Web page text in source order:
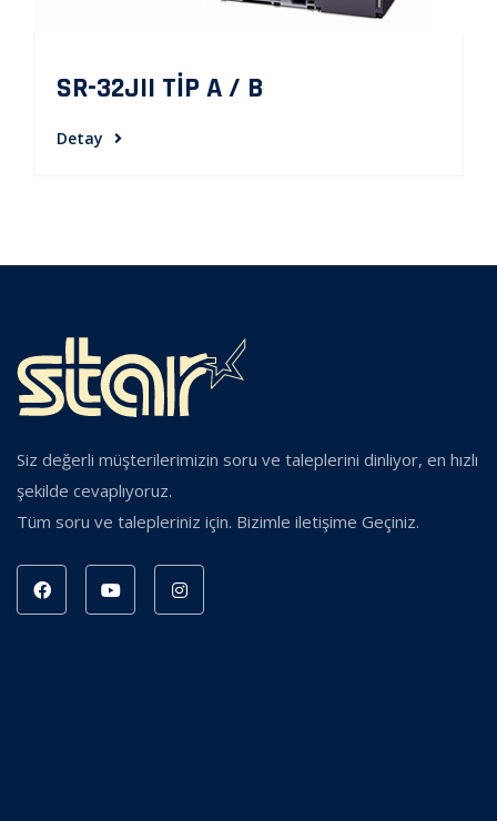
SR-32JII TİP A / B
Detay
Siz değerli müşterilerimizin soru ve taleplerini dinliyor, en hızlı
şekilde cevaplıyoruz.
Tüm soru ve talepleriniz için. Bizimle iletişime Geçiniz.